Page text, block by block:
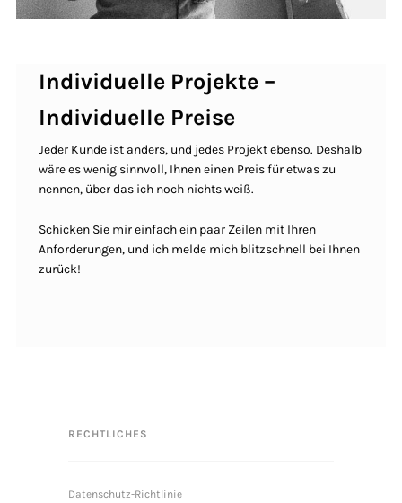
Individuelle Projekte –
Individuelle Preise
Jeder Kunde ist anders, und jedes Projekt ebenso. Deshalb
wäre es wenig sinnvoll, Ihnen einen Preis für etwas zu
nennen, über das ich noch nichts weiß.
Schicken Sie mir einfach ein paar Zeilen mit Ihren
Anforderungen, und ich melde mich blitzschnell bei Ihnen
zurück!
RECHTLICHES
Datenschutz-Richtlinie